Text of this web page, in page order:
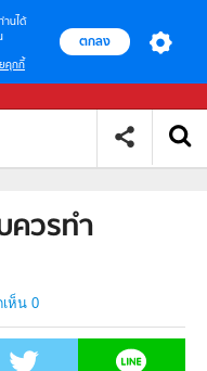
านได้
คุกกี้
ตกลง
วรทำ
ห็น 0